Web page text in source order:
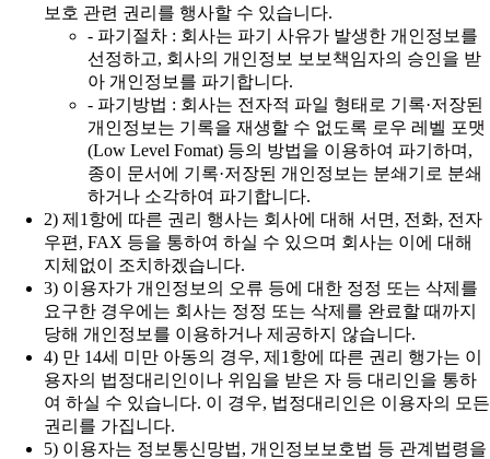
보호 관련 권리를 행사할 수 있습니다.
- 파기절차 : 회사는 파기 사유가 발생한 개인정보를
선정하고, 회사의 개인정보 보보책임자의 승인을 받
아 개인정보를 파기합니다.
- 파기방법 : 회사는 전자적 파일 형태로 기록·저장된
개인정보는 기록을 재생할 수 없도록 로우 레벨 포맷
(Low Level Fomat) 등의 방법을 이용하여 파기하며,
종이 문서에 기록·저장된 개인정보는 분쇄기로 분쇄
하거나 소각하여 파기합니다.
2) 제1항에 따른 권리 행사는 회사에 대해 서면, 전화, 전자
우편, FAX 등을 통하여 하실 수 있으며 회사는 이에 대해
지체없이 조치하겠습니다.
3) 이용자가 개인정보의 오류 등에 대한 정정 또는 삭제를
요구한 경우에는 회사는 정정 또는 삭제를 완료할 때까지
당해 개인정보를 이용하거나 제공하지 않습니다.
4) 만 14세 미만 아동의 경우, 제1항에 따른 권리 행가는 이
용자의 법정대리인이나 위임을 받은 자 등 대리인을 통하
여 하실 수 있습니다. 이 경우, 법정대리인은 이용자의 모든
권리를 가집니다.
5) 이용자는 정보통신망법, 개인정보보호법 등 관계법령을